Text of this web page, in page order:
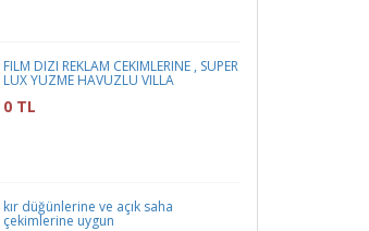
FILM DIZI REKLAM CEKIMLERINE , SUPER
LUX YUZME HAVUZLU VILLA
0 TL
kır düğünlerine ve açık saha
çekimlerine uygun